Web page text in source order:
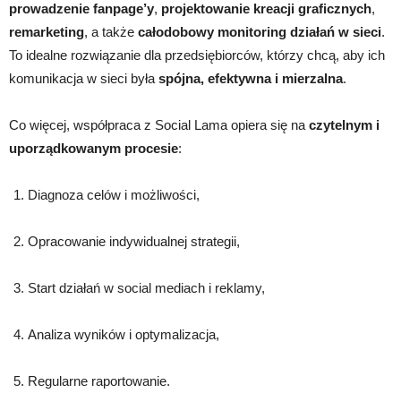
prowadzenie fanpage’y, projektowanie kreacji graficznych,
remarketing, a także całodobowy monitoring działań w sieci.
To idealne rozwiązanie dla przedsiębiorców, którzy chcą, aby ich
komunikacja w sieci była spójna, efektywna i mierzalna.
Co więcej, współpraca z Social Lama opiera się na czytelnym i
uporządkowanym procesie:
Diagnoza celów i możliwości,
Opracowanie indywidualnej strategii,
Start działań w social mediach i reklamy,
Analiza wyników i optymalizacja,
Regularne raportowanie.